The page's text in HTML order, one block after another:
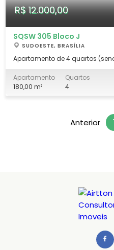
R$ 12.000,00
SQSW 305 Bloco J
SUDOESTE, BRASÍLIA
Apartamento de 4 quartos
armários em todos os
planejada, dce, piso em granito, vazado,
Apartamento
180,00 m²
Quartos
4
Anterior